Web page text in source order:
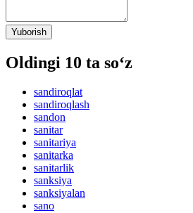
Yuborish
Oldingi 10 ta so‘z
sandiroqlat
sandiroqlash
sandon
sanitar
sanitariya
sanitarka
sanitarlik
sanksiya
sanksiyalan
sano